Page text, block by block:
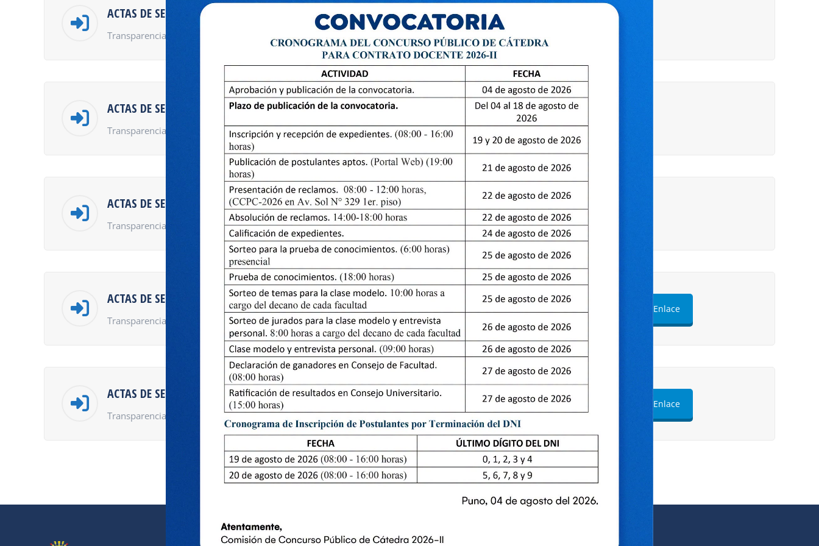
ACTAS DE SESIÓN DE CONSEJO UNIVERSITARIO
Transparencia de Universidades – Ley 30 220
Enlace
ACTAS DE SESIÓN DE ASAMBLEA UNIVERSITARIA
Transparencia de Universidades – Ley 30 220
ACTAS DE SESIÓN DE CONSEJO DE FACULTADES
Transparencia de Universidades – Ley 30 220
Enlace
ACTAS DE SESIÓN DE ASAMBLEA UNIVERSITARIA, CONSEJO UNIVERSITARIO Y CONSEJO DE FACULTAD - 2019
Transparencia de Universidades – Ley 30 220
Enlace
ACTAS DE SESIÓN DE ASAMBLEA UNIVERSITARIA, CONSEJO UNIVERSITARIO Y CONSEJO DE FACULTAD - 2018
Transparencia de Universidades – Ley 30 220
Enlace